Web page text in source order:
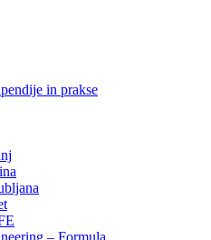
in prakse
– Formula